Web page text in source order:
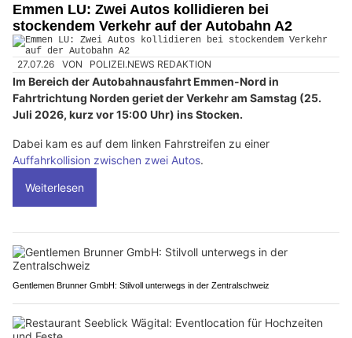
Emmen LU: Zwei Autos kollidieren bei
stockendem Verkehr auf der Autobahn A2
27.07.26 VON POLIZEI.NEWS REDAKTION
Im Bereich der Autobahnausfahrt Emmen-Nord in
Fahrtrichtung Norden geriet der Verkehr am Samstag (25.
Juli 2026, kurz vor 15:00 Uhr) ins Stocken.
Dabei kam es auf dem linken Fahrstreifen zu einer
Auffahrkollision zwischen zwei Autos.
Weiterlesen
Gentlemen Brunner GmbH: Stilvoll unterwegs in der Zentralschweiz